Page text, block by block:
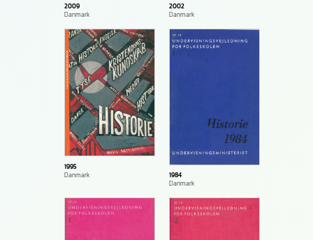
2009
Danmark
2002
Danmark
1995
Danmark
1984
Danmark